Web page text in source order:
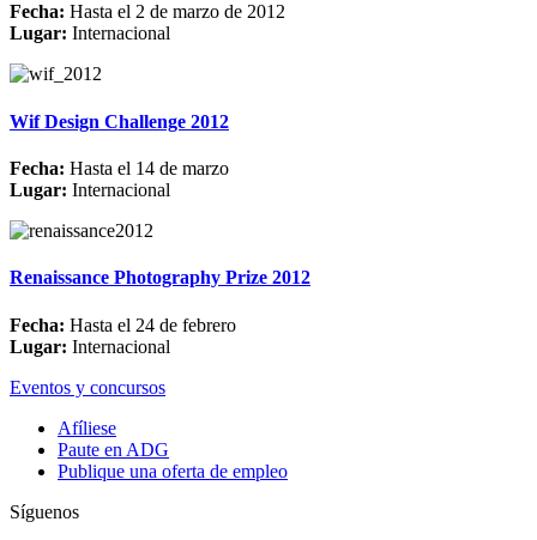
Fecha: Hasta el 2 de marzo de 2012
Lugar: Internacional
Wif Design Challenge 2012
Fecha: Hasta el 14 de marzo
Lugar: Internacional
Renaissance Photography Prize 2012
Fecha: Hasta el 24 de febrero
Lugar: Internacional
Eventos y concursos
Afíliese
Paute en ADG
Publique una oferta de empleo
Síguenos